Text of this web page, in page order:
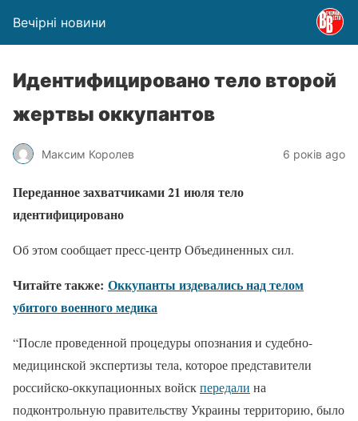
Вечірні новини
Идентифицировано тело второй
жертвы оккупантов
Максим Королев 6 років ago
Переданное захватчиками 21 июля тело
идентифицировано
Об этом сообщает пресс-центр Объединенных сил.
Читайте также: Оккупанты издевались над телом
убитого военного медика
“После проведенной процедуры опознания и судебно-
медицинской экспертизы тела, которое представители
российско-оккупационных войскпередали на
подконтрольную правительству Украины территорию, было